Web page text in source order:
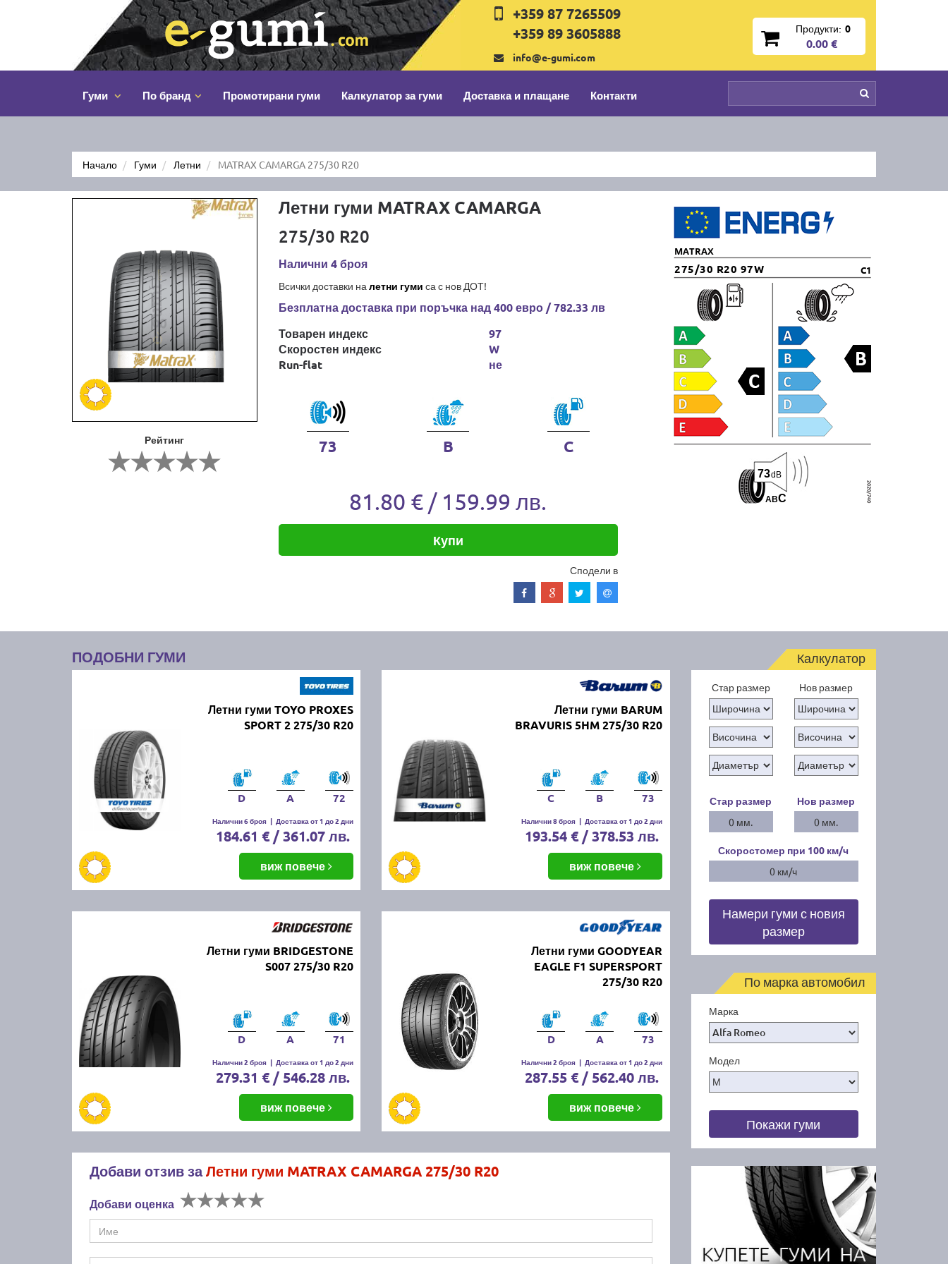
+359 87 7265509
+359 89 3605888
info@e-gumi.com
Продукти: 0
0.00 €
Гуми По бранд Промотирани гуми Калкулатор за гуми Доставка и плащане Контакти
Начало Гуми Летни MATRAX CAMARGA 275/30 R20
Рейтинг
Летни гуми MATRAX CAMARGA
275/30 R20
Налични 4 броя
Всички доставки на летни гуми са с нов ДОТ!
Безплатна доставка при поръчка над 400 евро / 782.33 лв
Товарен индекс
Скоростен индекс
Run-flat
97
W
не
73 B C
81.80 € / 159.99 лв.
Купи
Сподели в
MATRAX
275/30 R20 97W C1
ABC
73dB
ПОДОБНИ ГУМИ
Летни гуми TOYO PROXES
SPORT 2 275/30 R20
D A 72
Налични 6 броя | Доставка от 1 до 2 дни
184.61 € / 361.07 лв.
виж повече
Летни гуми BARUM
BRAVURIS 5HM 275/30 R20
C B 73
Налични 8 броя | Доставка от 1 до 2 дни
193.54 € / 378.53 лв.
виж повече
Летни гуми BRIDGESTONE
S007 275/30 R20
D A 71
Налични 2 броя | Доставка от 1 до 2 дни
279.31 € / 546.28 лв.
виж повече
Летни гуми GOODYEAR
EAGLE F1 SUPERSPORT
275/30 R20
D A 73
Налични 2 броя | Доставка от 1 до 2 дни
287.55 € / 562.40 лв.
виж повече
Добави отзив заЛетни гуми MATRAX CAMARGA 275/30 R20
Добави оценка
Калкулатор
Стар размер Нов размер
Стар размер
0 мм.
Нов размер
0 мм.
Скоростомер при 100 км/ч
0 км/ч
Намери гуми с новия
размер
По марка автомобил
Марка
Модел
Покажи гуми